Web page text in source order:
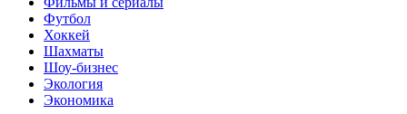
Футбол
Хоккей
Шахматы
Шоу-бизнес
Экология
Экономика